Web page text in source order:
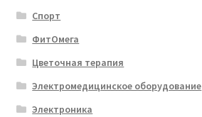
Спорт
ФитОмега
Цветочная терапия
Электромедицинское оборудование
Электроника